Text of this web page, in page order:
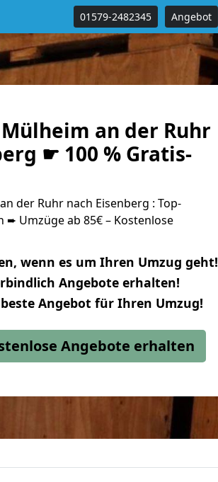
01579-2482345 Angebot
an der Ruhr
☛ 100 % Gratis-
der Ruhr nach Eisenberg : Top-
Umzüge ab 85€ – Kostenlose
wenn es um Ihren Umzug geht!
Angebote erhalten!
beste Angebot für Ihren Umzug!
Angebote erhalten